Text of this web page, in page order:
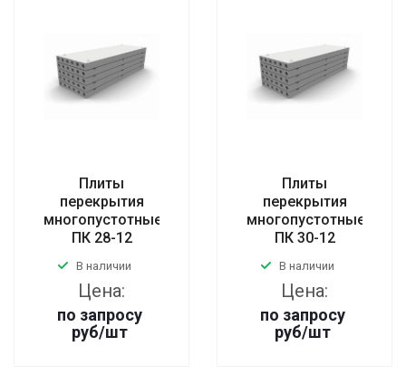
Плиты
перекрытия
многопустотные
ПК 28-12
В наличии
Цена:
по запросу
руб/шт
Плиты
перекрытия
многопустотные
ПК 30-12
В наличии
Цена:
по запросу
руб/шт